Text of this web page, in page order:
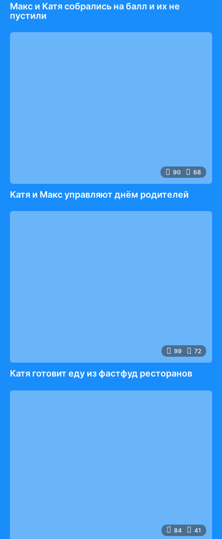
Макс и Катя собрались на балл и их не
пустили
90 68
Катя и Макс управляют днём родителей
99 72
Катя готовит еду из фастфуд ресторанов
84 41